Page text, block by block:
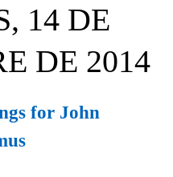
14 DE
DE 2014
for John